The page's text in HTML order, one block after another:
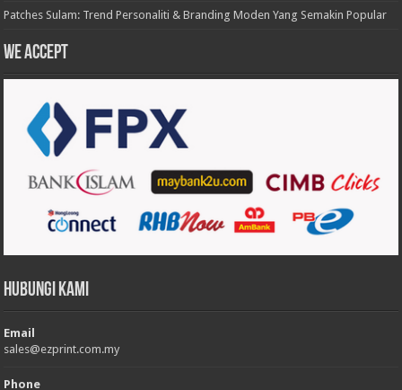
Patches Sulam: Trend Personaliti & Branding Moden Yang Semakin Popular
We accept
Hubungi Kami
Email
sales@ezprint.com.my
Phone